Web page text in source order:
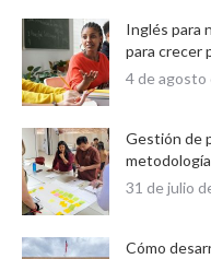
Inglés para
para crecer
4 de agosto
Gestión de
31 de julio
Cómo